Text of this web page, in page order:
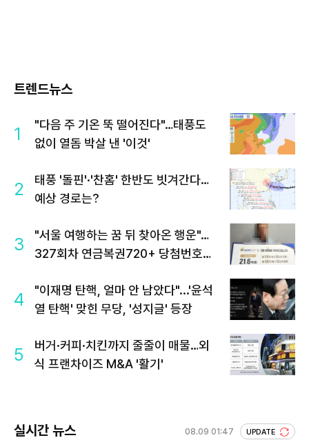
트렌드뉴스
1
"다음 주 기온 뚝 떨어진다"…태풍도
없이 열돔 박살 낸 '이것'
2
태풍 '돌핀'·'찬홈' 한반도 빗겨간다…
예상 경로는?
3
"서울 여행하는 꿈 뒤 찾아온 행운"…
327회차 연금복권720+ 당첨번호조
4
"이재명 탄핵, 얼마 안 남았다"...'윤석
열 탄핵' 맞힌 무당, '성지글' 등장
5
버거·커피·치킨까지 줄줄이 매물…외
식 프랜차이즈 M&A '활기'
실시간 뉴스 08.09 01:47 UPDATE